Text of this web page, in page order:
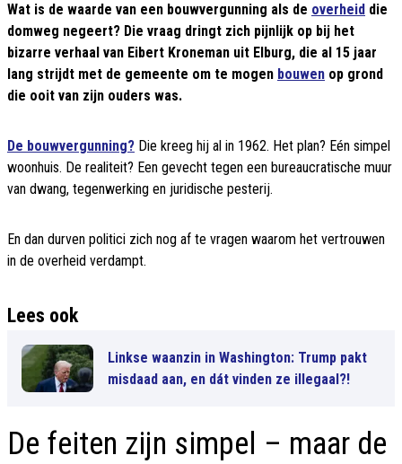
Wat is de waarde van een bouwvergunning als de overheid die
domweg negeert? Die vraag dringt zich pijnlijk op bij het
bizarre verhaal van Eibert Kroneman uit Elburg, die al 15 jaar
lang strijdt met de gemeente om te mogen bouwen op grond
die ooit van zijn ouders was.
De bouwvergunning? Die kreeg hij al in 1962. Het plan? Eén simpel
woonhuis. De realiteit? Een gevecht tegen een bureaucratische muur
van dwang, tegenwerking en juridische pesterij.
En dan durven politici zich nog af te vragen waarom het vertrouwen
in de overheid verdampt.
Lees ook
Linkse waanzin in Washington: Trump pakt
misdaad aan, en dát vinden ze illegaal?!
De feiten zijn simpel – maar de